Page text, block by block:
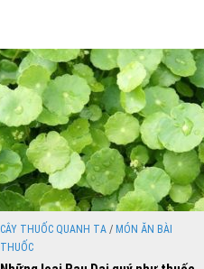
CÂY THUỐC QUANH TA / MÓN ĂN BÀI
THUỐC